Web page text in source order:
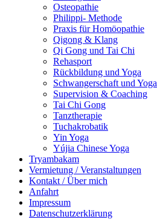
Osteopathie
Philippi- Methode
Praxis für Homöopathie
Qigong & Klang
Qi Gong und Tai Chi
Rehasport
Rückbildung und Yoga
Schwangerschaft und Yoga
Supervision & Coaching
Tai Chi Gong
Tanztherapie
Tuchakrobatik
Yin Yoga
Yújia Chinese Yoga
Tryambakam
Vermietung / Veranstaltungen
Kontakt / Über mich
Anfahrt
Impressum
Datenschutzerklärung